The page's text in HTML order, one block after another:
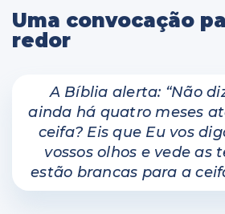
Uma convocação
redor
A Bíblia alerta: “Não
ainda há quatro meses
ceifa? Eis que Eu vos
vossos olhos e vede as
estão brancas para a